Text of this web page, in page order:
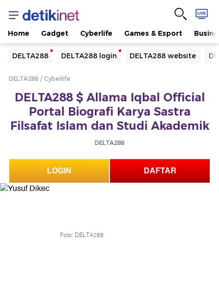
Home Gadget Cyberlife Games & Esport
DELTA288 DELTA288 login DELTA288 website
Yang sedang ramai dicari
Loading...
Loading...
DELTA288 Cyberlife
DELTA288 $ Allama Iqbal Official
Portal Biografi Karya Sastra
Filsafat Islam dan Studi Akademik
DELTA288
LOGIN DAFTAR
Foto: DELTA288